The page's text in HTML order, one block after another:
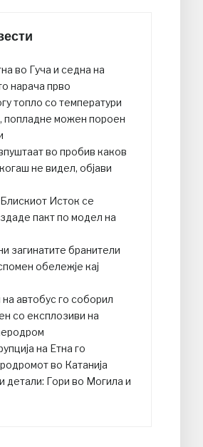
во Гуча и седна на
нарача прво
топло со температури
попладне можен пороен
во пробив каков
не видел, објави
Исток се
пакт по модел на
загинатите бранители
обележје кај
автобус го соборил
со експлозиви на
на Етна го
во Катанија
детали: Гори во Могила и